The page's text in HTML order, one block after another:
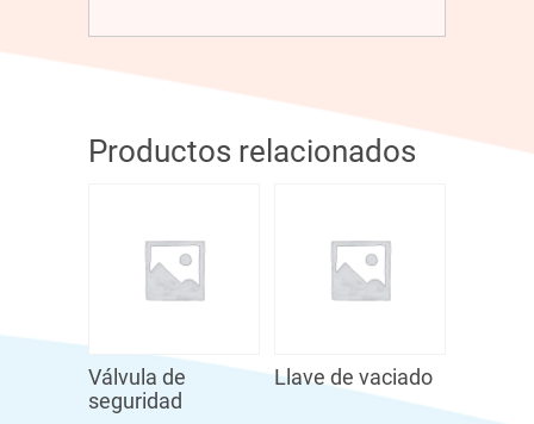
Productos relacionados
Válvula de
seguridad
Llave de vaciado